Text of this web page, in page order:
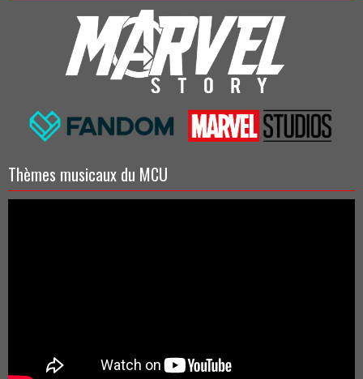
Thèmes musicaux du MCU